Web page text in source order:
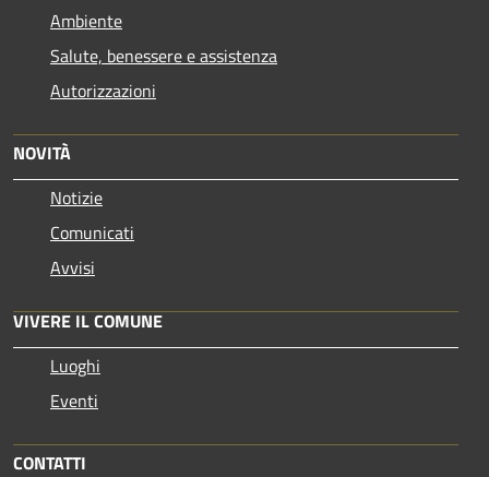
Ambiente
Salute, benessere e assistenza
Autorizzazioni
NOVITÀ
Notizie
Comunicati
Avvisi
VIVERE IL COMUNE
Luoghi
Eventi
CONTATTI